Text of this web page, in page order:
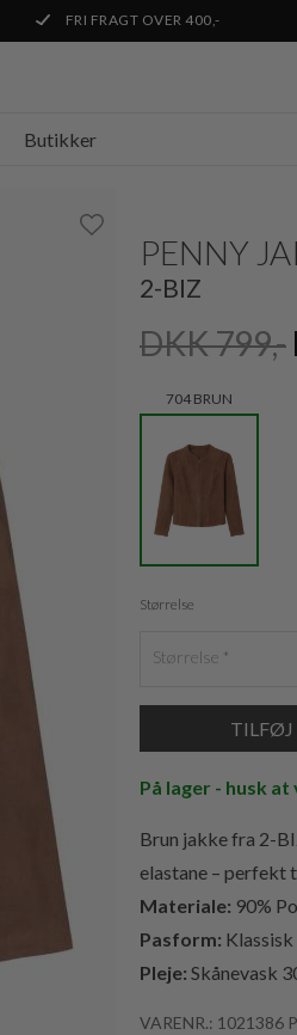
FRI FRAGT OVER 400,-
Butikker
PENNY
2-BIZ
DKK 799,-
704 BRUN
Størrelse
Størrelse
På lager - husk
Brun jakke fra 2-
elastane – perfekt
Materiale: 90%
Pasform: Klassisk
Pleje: Skånevask
VARENR.: 1021386